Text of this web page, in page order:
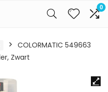
0
COLORMATIC 549663
Zwart